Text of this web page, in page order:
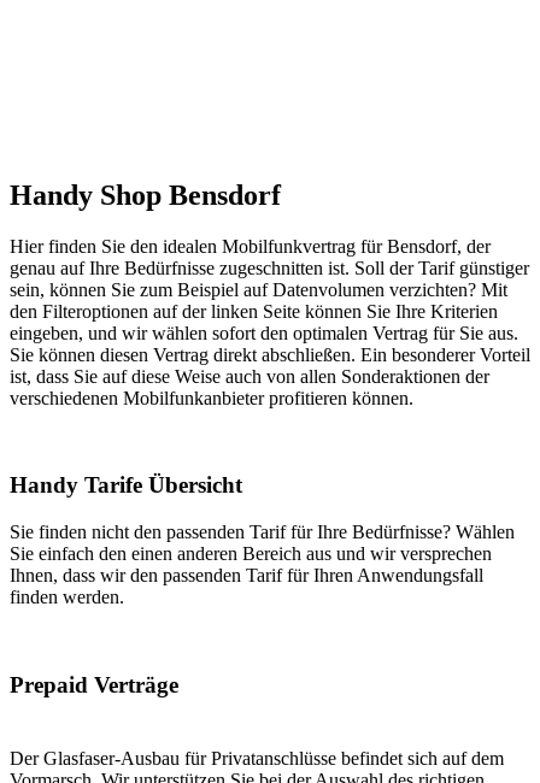
Handy Shop Bensdorf
Hier finden Sie den idealen Mobilfunkvertrag für Bensdorf, der
genau auf Ihre Bedürfnisse zugeschnitten ist. Soll der Tarif günstiger
sein, können Sie zum Beispiel auf Datenvolumen verzichten? Mit
den Filteroptionen auf der linken Seite können Sie Ihre Kriterien
eingeben, und wir wählen sofort den optimalen Vertrag für Sie aus.
Sie können diesen Vertrag direkt abschließen. Ein besonderer Vorteil
ist, dass Sie auf diese Weise auch von allen Sonderaktionen der
verschiedenen Mobilfunkanbieter profitieren können.
Handy Tarife Übersicht
Sie finden nicht den passenden Tarif für Ihre Bedürfnisse? Wählen
Sie einfach den einen anderen Bereich aus und wir versprechen
Ihnen, dass wir den passenden Tarif für Ihren Anwendungsfall
finden werden.
Prepaid Verträge
Der Glasfaser-Ausbau für Privatanschlüsse befindet sich auf dem